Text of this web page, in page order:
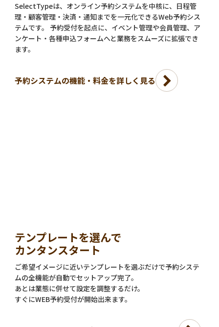
SelectTypeは、オンライン予約システムを中核に、日程管
理・顧客管理・決済・通知までを一元化できるWeb予約シス
テムです。 予約受付を起点に、イベント管理や会員管理、ア
ンケート・各種申込フォームへと業務をスムーズに拡張でき
ます。
予約システムの機能・料金を詳しく見る
テンプレートを選んで
カンタンスタート
ご希望イメージに近いテンプレートを選ぶだけで予約システ
ムの全機能が自動でセットアップ完了。
あとは業態に併せて設定を調整するだけ。
すぐにWEB予約受付が開始出来ます。